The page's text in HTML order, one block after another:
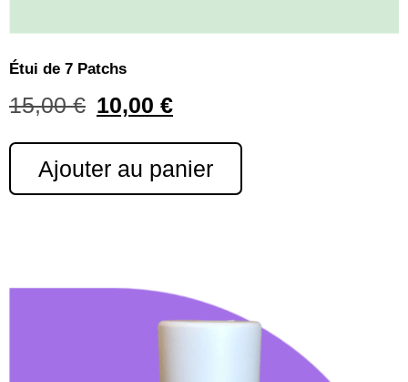
Étui de 7 Patchs
15,00€ 10,00 €
Ajouter au panier